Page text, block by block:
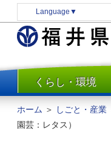
Language ▼
くらし・環境
防災
安全安心
ホーム ＞ しごと・産業
園芸：レタス）